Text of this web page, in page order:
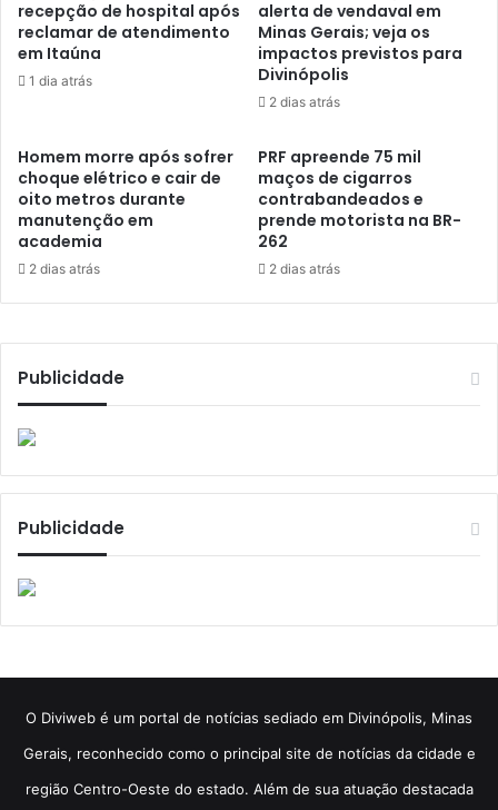
recepção de hospital após
reclamar de atendimento
em Itaúna
1 dia atrás
alerta de vendaval em
Minas Gerais; veja os
impactos previstos para
Divinópolis
2 dias atrás
Homem morre após sofrer
choque elétrico e cair de
oito metros durante
manutenção em
academia
2 dias atrás
PRF apreende 75 mil
maços de cigarros
contrabandeados e
prende motorista na BR-
262
2 dias atrás
Publicidade
Publicidade
​O Diviweb é um portal de notícias sediado em Divinópolis, Minas
Gerais, reconhecido como o principal site de notícias da cidade e
região Centro-Oeste do estado. Além de sua atuação destacada